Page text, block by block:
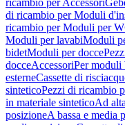
ricambio per Accessori
di ricambio per Moduli
ricambio per Moduli per
Moduli per lavabiModuli
bidetModuli per docce
docceAccessoriPer moduli
esterneCassette di
sinteticoPezzi di ricambio
in materiale sinteticoAd
posizioneA bassa e media